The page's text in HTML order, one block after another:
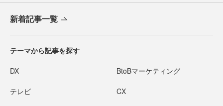
新着記事一覧
テーマから記事を探す
DX BtoBマーケティング
テレビ CX